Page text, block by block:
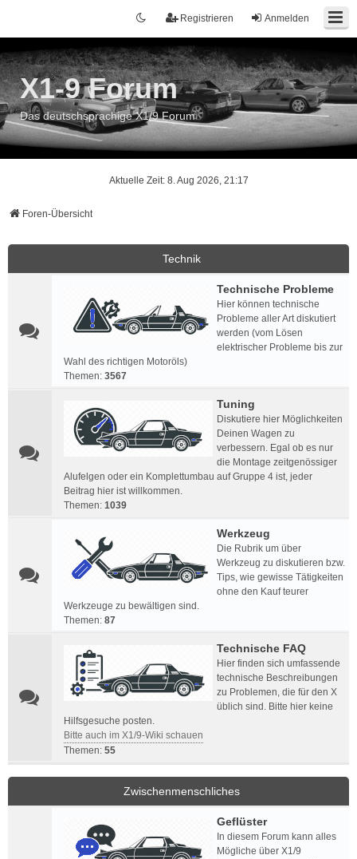
Anmelden
Registrieren
X1-9 Forum
Das deutschsprachige X1/9 Forum
Aktuelle Zeit: 8. Aug 2026, 21:17
Foren-Übersicht
Technik
Technische Probleme
Hier können technische
Probleme aller Art diskutiert
werden (vom Lösen
elektrischer Probleme bis zur
Wahl des richtigen Motoröls)
Themen: 3567
Tuning
Diskutiere hier Möglichkeiten
Deinen Wagen zu
verbessern. Egal ob es nur
die Montage zeitgenössiger
Alufelgen oder ein Komplettumbau auf Gruppe 4 ist, jeder
Beitrag hier ist willkommen.
Themen: 1039
Werkzeug
Die Rubrik um über
Werkzeug zu diskutieren bzw.
Tips, wie gewisse Tätigkeiten
ohne den Kauf teurer
Werkzeuge zu bewältigen sind.
Themen: 87
Technische FAQ
Hier finden sich umfassende
technische Beschreibungen
zu Problemen, die für den X
üblich sind. Bitte hier keine
Hilfsgesuche posten.
Bitte auch im X1/9-Wiki schauen
Themen: 55
Zwischenmenschliches
Geflüster
In diesem Forum kann alles
Mögliche über X1/9